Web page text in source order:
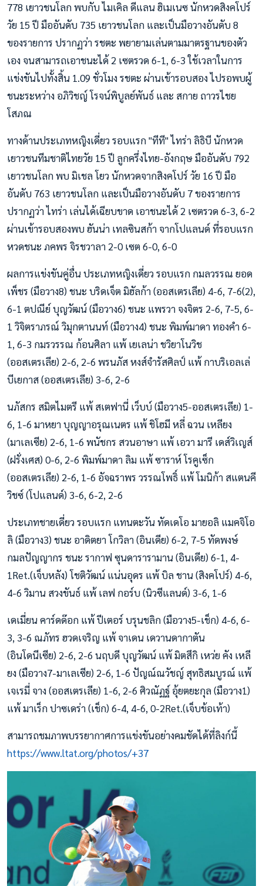
778 เยาวชนโลก พบกับ ไมเคิล ดีแลน ฮิเมเนซ นักหวดสิงคโปร์
วัย 15 ปี มืออันดับ 735 เยาวชนโลก และเป็นมือวางอันดับ 8
ของรายการ ปรากฏว่า รชตะ พยายามเล่นตามมาตรฐานของตัว
เอง จนสามารถเอาชนะได้ 2 เซตรวด 6-1, 6-3 ใช้เวลาในการ
แข่งขันไปทั้งสิ้น 1.09 ชั่วโมง รชตะ ผ่านเข้ารอบสอง ไปรอพบผู้
ชนะระหว่าง อภิวิชญ์ โรจน์พิบูลย์พันธ์ และ สกาย ถาวรไชย
โสภณ
ทางด้านประเภทหญิงเดี่ยว รอบแรก "ทีที" ไทร่า ลิธิบี นักหวด
เยาวชนทีมชาติไทยวัย 15 ปี ลูกครึ่งไทย-อังกฤษ มืออันดับ 792
เยาวชนโลก พบ มิเชล โยว นักหวดจากสิงคโปร์ วัย 16 ปี มือ
อันดับ 763 เยาวชนโลก และเป็นมือวางอันดับ 7 ของรายการ
ปรากฏว่า ไทร่า เล่นได้เฉียบขาด เอาชนะได้ 2 เซตรวด 6-3, 6-2
ผ่านเข้ารอบสองพบ ฮันน่า เทลซินสก้า จากโปแลนด์ ที่รอบแรก
หวดชนะ ภคพร จิรชวาลา 2-0 เซต 6-0, 6-0
ผลการแข่งขันคู่อื่น ประเภทหญิงเดี่ยว รอบแรก กมลวรรณ ยอด
เพ็ชร (มือวาง8) ชนะ บริดเจ็ต มิฮัลก้า (ออสเตรเลีย) 4-6, 7-6(2),
6-1 ตปณีย์ บุญวัฒน์ (มือวาง6) ชนะ แพรวา จงจิตร 2-6, 7-5, 6-
1 วิจิตราภรณ์ วิมุกตานนท์ (มือวาง4) ชนะ พิมพ์มาดา ทองคำ 6-
1, 6-3 กมรวรรณ ก้อนศิลา แพ้ เยเลน่า ชวิยาโนวิช
(ออสเตรเลีย) 2-6, 2-6 พรนภัส หงส์จำรัสศิลป์ แพ้ กาบริเอลเล่
บีเยกาส (ออสเตรเลีย) 3-6, 2-6
นภัสกร สมิตไมตรี แพ้ สเตฟานี่ เว็บบ์ (มือวาง5-ออสเตรเลีย) 1-
6, 1-6 มาหยา บุญญาอรุณเนตร แพ้ ชิโฮมี หลี่ ฉวน เหลียง
(มาเลเซีย) 2-6, 1-6 พนัชกร สวนอาษา แพ้ เอวา มารี เดส์วิเญส์
(ฝรั่งเศส) 0-6, 2-6 พิมพ์มาดา ลิม แพ้ ซาราห์ โรคูเซ็ก
(ออสเตรเลีย) 2-6, 1-6 อัจฉราพร วรรณโพธิ์ แพ้ โมนิก้า สแตนคี
วิชซ์ (โปแลนด์) 3-6, 6-2, 2-6
ประเภทชายเดี่ยว รอบแรก แทนตะวัน ทัดเดโอ มายอลิ แมคจิโอ
ลิ (มือวาง3) ชนะ อาดิตยา โกวิลา (อินเดีย) 6-2, 7-5 ทัดพงษ์
กมลปัญญากร ชนะ รากาฟ ซุนดารารามาน (อินเดีย) 6-1, 4-
1Ret.(เจ็บหลัง) โชติวัฒน์ แน่นอุดร แพ้ บิล ชาน (สิงคโปร์) 4-6,
4-6 วิมาน สวงขันธ์ แพ้ เลฟ กอร์บ (นิวซีแลนด์) 3-6, 1-6
เดเมี่ยน คาร์ดด๊อก แพ้ ปีเตอร์ บรุนชลิก (มือวาง5-เช็ก) 4-6, 6-
3, 3-6 ณภัทร ฮวดเจริญ แพ้ จาเดน เดวานดากาตัน
(อินโดนีเซีย) 2-6, 2-6 นฤบดี บุญวัฒน์ แพ้ มิตสึกิ เหว่ย คัง เหลี
ยง (มือวาง7-มาเลเซีย) 2-6, 1-6 ปัญณ์ณวัชญ์ สุทธิสมบูรณ์ แพ้
เจเรมี่ จาง (ออสเตรเลีย) 1-6, 2-6 ศิวณัฏฐ์ อุ้ยตยะกุล (มือวาง1)
แพ้ มาเร็ก ปาซเดร่า (เช็ก) 6-4, 4-6, 0-2Ret.(เจ็บข้อเท้า)
สามารถชมภาพบรรยากาศการแข่งขันอย่างคมชัดได้ที่ลิงก์นี้
https://www.ltat.org/photos/+37